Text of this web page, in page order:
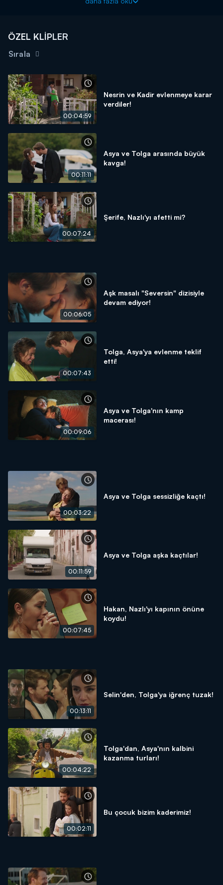
ÖZEL KLİPLER
Sırala
00:04:59
Nesrin ve Kadir evlenmeye karar
verdiler!
00:11:11
Asya ve Tolga arasında büyük
kavga!
00:07:24
Şerife, Nazlı'yı afetti mi?
00:06:05
Aşk masalı "Seversin" dizisiyle
devam ediyor!
00:07:43
Tolga, Asya'ya evlenme teklif
etti!
00:09:06
Asya ve Tolga'nın kamp
macerası!
00:03:22
Asya ve Tolga sessizliğe kaçtı!
00:11:59
Asya ve Tolga aşka kaçtılar!
00:07:45
Hakan, Nazlı'yı kapının önüne
koydu!
00:13:11
Selin'den, Tolga'ya iğrenç tuzak!
00:04:22
Tolga'dan, Asya'nın kalbini
kazanma turları!
00:02:11
Bu çocuk bizim kaderimiz!